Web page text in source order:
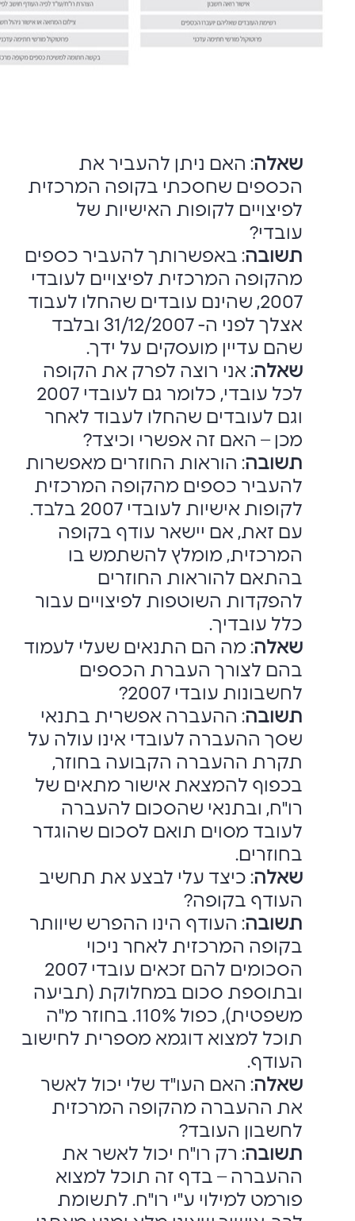
שאלה: האם ניתן להעביר את
הכספים שחסכתי בקופה המרכזית
לפיצויים לקופות ‏האישיות של
עובדי?‏
תשובה: באפשרותך להעביר כספים
מהקופה המרכזית לפיצויים לעובדי
2007, שהינם ‏עובדים שהחלו לעבוד
אצלך לפני ה- 31/12/2007 ובלבד
שהם עדיין מועסקים על ידך.‏
שאלה: אני רוצה לפרק את הקופה
לכל עובדי, כלומר גם לעובדי 2007
וגם לעובדים שהחלו ‏לעבוד לאחר
מכן – האם זה אפשרי וכיצד?‏
תשובה: הוראות החוזרים מאפשרות
להעביר כספים מהקופה המרכזית
לקופות אישיות ‏לעובדי 2007 בלבד.
עם זאת, אם יישאר עודף בקופה
המרכזית, מומלץ להשתמש בו
‏בהתאם להוראות החוזרים
להפקדות השוטפות לפיצויים עבור
כלל עובדיך.‏
שאלה: מה הם התנאים שעלי לעמוד
בהם לצורך העברת הכספים
לחשבונות עובדי 2007?‏
תשובה: ההעברה אפשרית בתנאי
שסך ההעברה לעובדי אינו עולה על
תקרת ההעברה ‏הקבועה בחוזר,
בכפוף להמצאת אישור מתאים של
רו"ח, ובתנאי שהסכום להעברה
לעובד ‏מסוים תואם לסכום שהוגדר
בחוזרים.‏
שאלה: כיצד עלי לבצע את תחשיב
העודף בקופה?‏
תשובה: העודף הינו ההפרש שיוותר
בקופה המרכזית לאחר ניכוי
הסכומים להם זכאים ‏עובדי 2007
ובתוספת סכום במחלוקת (תביעה
משפטית), כפול 110%. בחוזר מ"ה
תוכל ‏למצוא דוגמא מספרית לחישוב
העודף.‏
שאלה: האם העו"ד שלי יכול לאשר
את ההעברה מהקופה המרכזית
לחשבון העובד? ‏
תשובה: רק רו"ח יכול לאשר את
ההעברה – בדף זה תוכל למצוא
פורמט למילוי ע"י רו"ח. ‏לתשומת